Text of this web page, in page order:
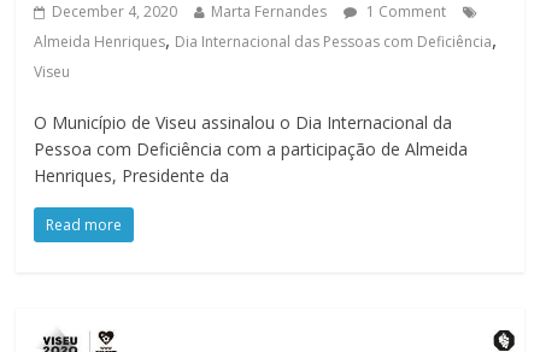
December 4, 2020 Marta Fernandes
1 Comment
Almeida Henriques, Dia Internacional das Pessoas com Deficiência,
Viseu
O Município de Viseu assinalou o Dia Internacional da
Pessoa com Deficiência com a participação de Almeida
Henriques, Presidente da
Read more